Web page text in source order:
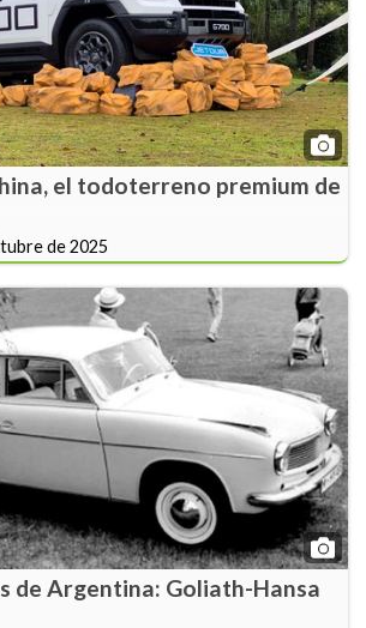
el todoterreno premium de
de 2025
de Argentina: Goliath-Hansa